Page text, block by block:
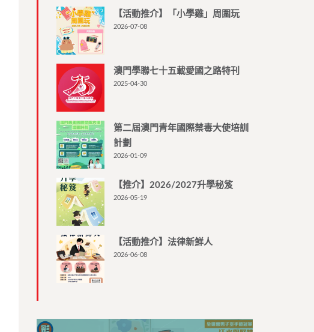
【活動推介】「小學雞」周圍玩
2026-07-08
澳門學聯七十五載愛國之路特刊
2025-04-30
第二屆澳門青年國際禁毒大使培訓
計劃
2026-01-09
【推介】2026/2027升學秘笈
2026-05-19
【活動推介】法律新鮮人
2026-06-08